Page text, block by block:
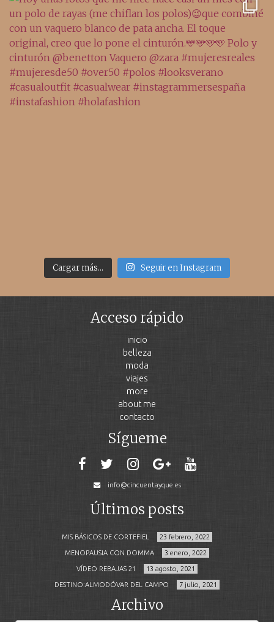
Cargar más... Seguir en Instagram
Acceso rápido
inicio
belleza
moda
viajes
more
about me
contacto
Sígueme
info@cincuentayque.es
Últimos posts
MIS BÁSICOS DE CORTEFIEL 23 febrero, 2022
MENOPAUSIA CON DOMMA 3 enero, 2022
VÍDEO REBAJAS 21 13 agosto, 2021
DESTINO:ALMODÓVAR DEL CAMPO 7 julio, 2021
Archivo